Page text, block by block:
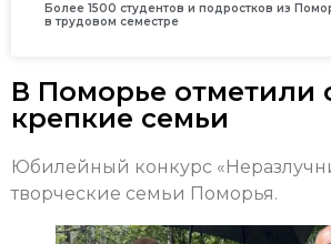
Более 1500 студентов и подростков из
в трудовом семестре
В Поморье отметили
крепкие семьи
Юбилейный конкурс
творческие семьи Поморья.